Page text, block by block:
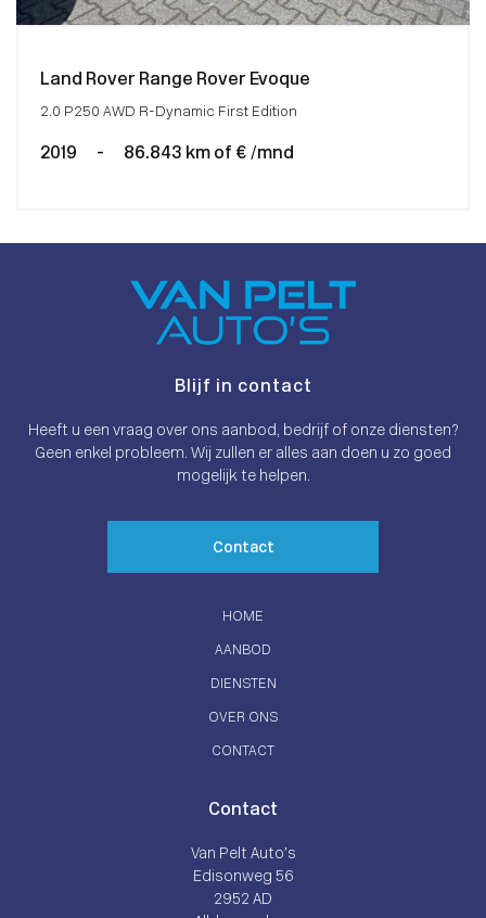
Land Rover Range Rover Evoque
2.0 P250 AWD R-Dynamic First Edition
2019 - 86.843 km of € /mnd
Blijf in contact
Heeft u een vraag over ons aanbod, bedrijf of onze diensten?
Geen enkel probleem. Wij zullen er alles aan doen u zo goed
mogelijk te helpen.
Contact
HOME
AANBOD
DIENSTEN
OVER ONS
CONTACT
Contact
Van Pelt Auto’s
Edisonweg 56
2952 AD